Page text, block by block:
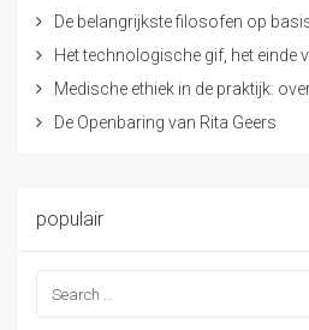
De belangrijkste filosofen op
Het technologische gif, het einde
Medische ethiek in de praktijk:
De Openbaring van Rita Geers
populair